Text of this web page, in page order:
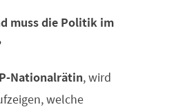
muss die Politik im
Nationalrätin , wird
welche